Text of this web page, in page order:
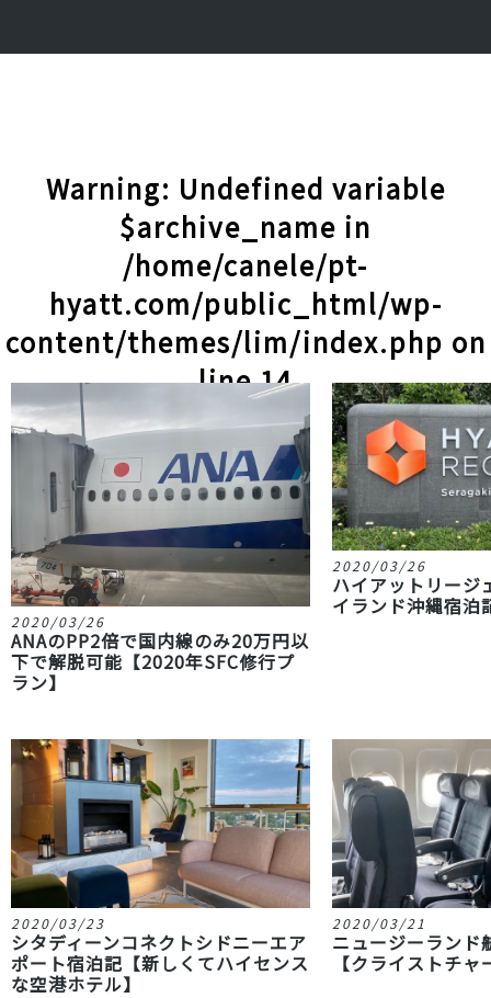
Warning: Undefined variable
$archive_name in
/home/canele/pt-
hyatt.com/public_html/wp-
content/themes/lim/index.php on
line14
記事一覧
2020/03/26
ANAのPP2倍で国内線のみ20万円以
下で解脱可能【2020年SFC修行プ
ラン】
2020/03/26
ハイアットリージ
イランド沖縄宿泊
2020/03/23
シタディーンコネクトシドニーエア
ポート宿泊記【新しくてハイセンス
な空港ホテル】
2020/03/21
ニュージーランド
【クライストチ